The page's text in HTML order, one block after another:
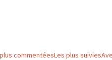
commentéesLes plus suivies